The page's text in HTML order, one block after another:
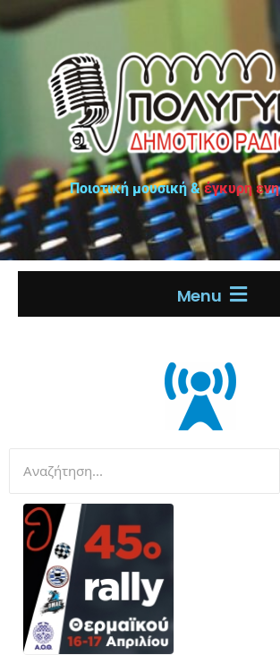
Ποιοτική μουσική & έγκυρη
Menu